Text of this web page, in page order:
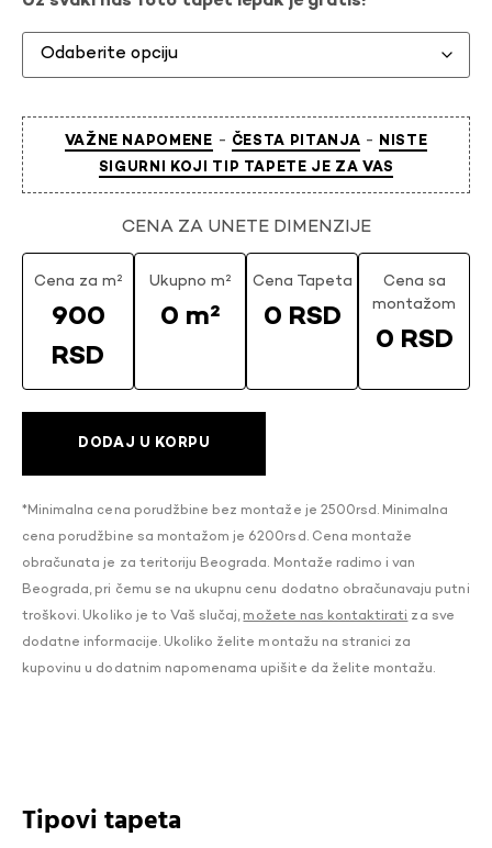
VAŽNE NAPOMENE - ČESTA PITANJA - NISTE
SIGURNI KOJI TIP TAPETE JE ZA VAS
CENA ZA UNETE DIMENZIJE
Cena za m²
900
RSD
Ukupno m²
0 m²
Cena Tapeta
0 RSD
Cena sa
montažom
0 RSD
DODAJ U KORPU
*Minimalna cena porudžbine bez montaže je 2500rsd. Minimalna
cena porudžbine sa montažom je 6200rsd. Cena montaže
obračunata je za teritoriju Beograda. Montaže radimo i van
Beograda, pri čemu se na ukupnu cenu dodatno obračunavaju putni
troškovi. Ukoliko je to Vaš slučaj, možete nas kontaktirati za sve
dodatne informacije. Ukoliko želite montažu na stranici za
kupovinu u dodatnim napomenama upišite da želite montažu.
Tipovi tapeta